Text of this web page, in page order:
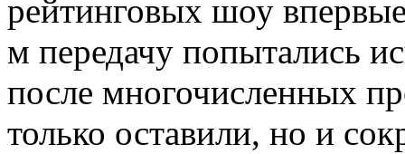
рейтинговых шоу
м передачу попытались
после многочисленных
только оставили, но и